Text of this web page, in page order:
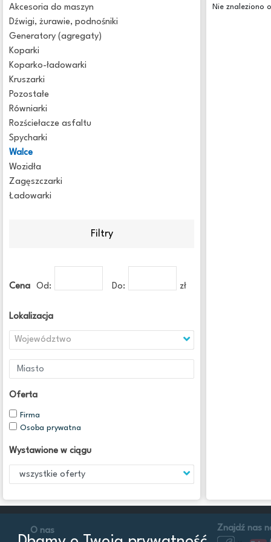
Akcesoria do maszyn
Dźwigi, żurawie, podnośniki
Generatory (agregaty)
Koparki
Koparko-ładowarki
Kruszarki
Pozostałe
Równiarki
Rozściełacze asfaltu
Spycharki
Walce
Wozidła
Zagęszczarki
Ładowarki
Filtry
Cena Od: Do: zł
Lokalizacja
Województwo
Oferta
Firma
Osoba prywatna
Wystawione w ciągu
Nie znaleziono
O nas
Znajdź nas